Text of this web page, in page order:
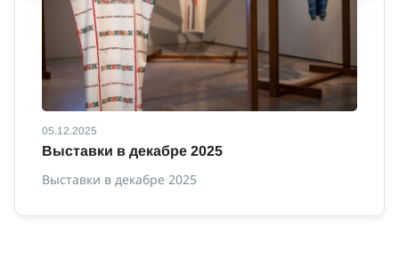
05.12.2025
Выставки в декабре 2025
Выставки в декабре 2025